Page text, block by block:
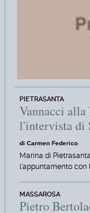
PIETRASANTA
Vannacci
l'intervista di
di Carmen Federico
Marina di
l'appuntamento con
MASSAROSA
Pietro